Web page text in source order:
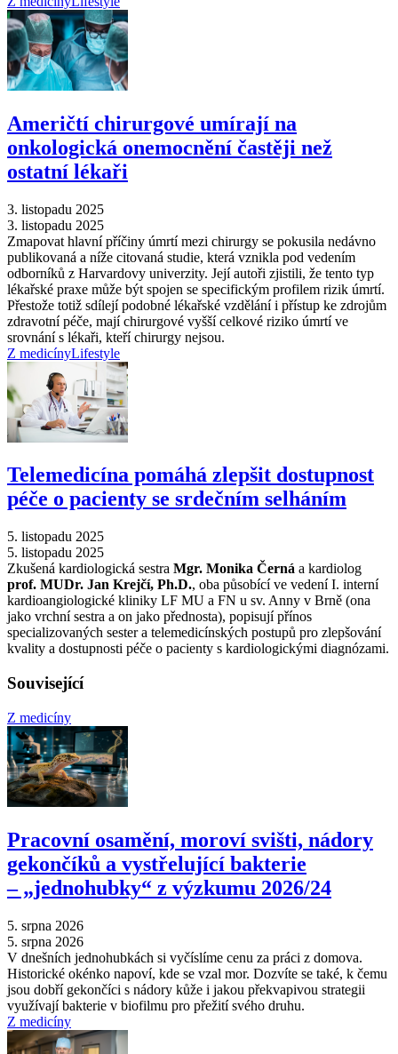
Američtí chirurgové umírají na
onkologická onemocnění častěji než
ostatní lékaři
3. listopadu 2025
3. listopadu 2025
Zmapovat hlavní příčiny úmrtí mezi chirurgy se pokusila nedávno
publikovaná a níže citovaná studie, která vznikla pod vedením
odborníků z Harvardovy univerzity. Její autoři zjistili, že tento typ
lékařské praxe může být spojen se specifickým profilem rizik úmrtí.
Přestože totiž sdílejí podobné lékařské vzdělání i přístup ke zdrojům
zdravotní péče, mají chirurgové vyšší celkové riziko úmrtí ve
srovnání s lékaři, kteří chirurgy nejsou.
Z medicínyLifestyle
Telemedicína pomáhá zlepšit dostupnost
péče o pacienty se srdečním selháním
5. listopadu 2025
5. listopadu 2025
Zkušená kardiologická sestra Mgr. Monika Černá a kardiolog
prof. MUDr. Jan Krejčí, Ph.D., oba působící ve vedení I. interní
kardioangiologické kliniky LF MU a FN u sv. Anny v Brně (ona
jako vrchní sestra a on jako přednosta), popisují přínos
specializovaných sester a telemedicínských postupů pro zlepšování
kvality a dostupnosti péče o pacienty s kardiologickými diagnózami.
Související
Z medicíny
Pracovní osamění, moroví svišti, nádory
gekončíků a vystřelující bakterie
–⁠ „jednohubky“ z výzkumu 2026/24
5. srpna 2026
5. srpna 2026
V dnešních jednohubkách si vyčíslíme cenu za práci z domova.
Historické okénko napoví, kde se vzal mor. Dozvíte se také, k čemu
jsou dobří gekončíci s nádory kůže i jakou překvapivou strategii
využívají bakterie v biofilmu pro přežití svého druhu.
Z medicíny